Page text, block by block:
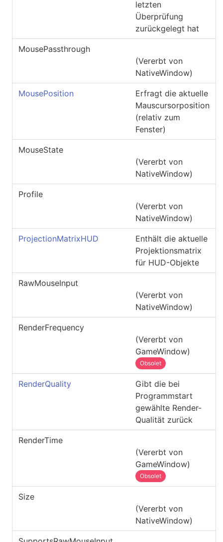
letzten
Überprüfung
zurückgelegt hat
MousePassthrough
(Vererbt von
NativeWindow)
MousePosition
Erfragt die aktuelle
Mauscursorposition
(relativ zum
Fenster)
MouseState
(Vererbt von
NativeWindow)
Profile
(Vererbt von
NativeWindow)
ProjectionMatrixHUD
Enthält die aktuelle
Projektionsmatrix
für HUD-Objekte
RawMouseInput
(Vererbt von
NativeWindow)
RenderFrequency
(Vererbt von
GameWindow)
Obsolet
RenderQuality
Gibt die bei
Programmstart
gewählte Render-
Qualität zurück
RenderTime
(Vererbt von
GameWindow)
Obsolet
Size
(Vererbt von
NativeWindow)